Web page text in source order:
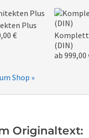
Plus
€
(DIN)
ab 999,00
Shop »
Originaltext: